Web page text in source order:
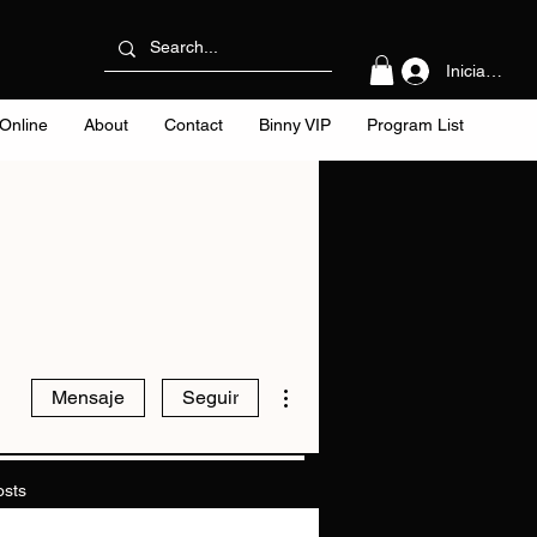
Iniciar
About Contact Binny VIP Program List
Mensaje Seguir